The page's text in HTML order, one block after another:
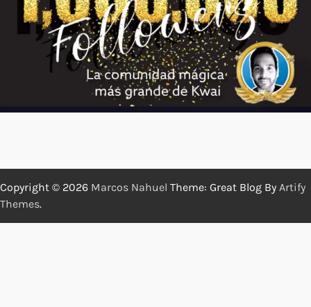
Copyright © 2026 Marcos Nahuel Theme: Great Blog By Artify
Themes.